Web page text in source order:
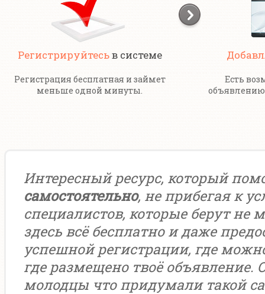
Регистрируйтесьв системе
Регистрация бесплатная и займет
меньше одной минуты.
Есть
Интересный ресурс, который
самостоятельно, не прибегая к
специалистов, которые берут не
здесь всё бесплатно и даже
успешной регистрации, где
где размещено твоё объявление.
молодцы что придумали такой